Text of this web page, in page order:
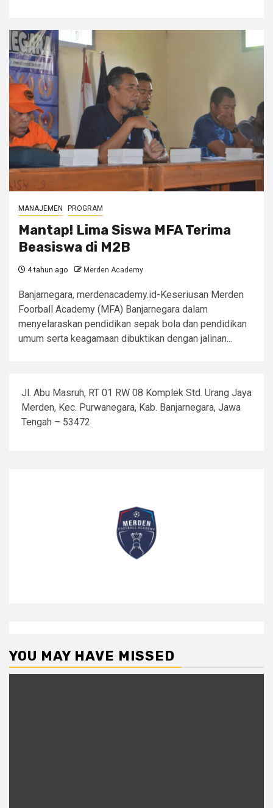
MANAJEMEN PROGRAM
Mantap! Lima Siswa MFA Terima
Beasiswa di M2B
4 tahun ago Merden Academy
Banjarnegara, merdenacademy.id-Keseriusan Merden
Foorball Academy (MFA) Banjarnegara dalam
menyelaraskan pendidikan sepak bola dan pendidikan
umum serta keagamaan dibuktikan dengan jalinan...
Jl. Abu Masruh, RT 01 RW 08 Komplek Std. Urang Jaya
Merden, Kec. Purwanegara, Kab. Banjarnegara, Jawa
Tengah – 53472
YOU MAY HAVE MISSED